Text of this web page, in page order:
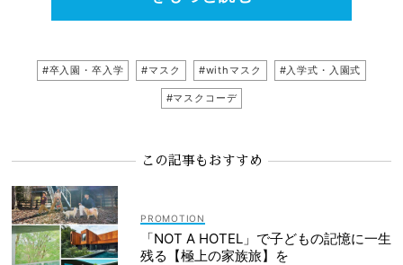
#卒入園・卒入学 #マスク #withマスク #入学式・入園式
#マスクコーデ
この記事もおすすめ
「NOT A HOTEL」で子どもの記憶に一生
残る【極上の家族旅】を